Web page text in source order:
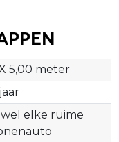
5,00 meter
elke ruime